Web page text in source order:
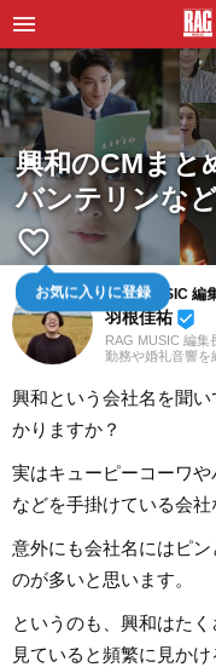
興和のCMまと
バンテリンな
favorite_border
お気に入りに登録RAG MUSIC 編
羽根佳祐 beenhere
RAG MUSIC 編
勤務や婚礼音響を
バンドでドラム
め、各地の音楽フ
す。音楽は国内
興和という会社名を聞
かりますか？
実はキューピーコーワ
などを手掛けている会社
意外にも会社名にはピ
のが多いと思います。
というのも、興和はた
見ていると頻繁に見かけ